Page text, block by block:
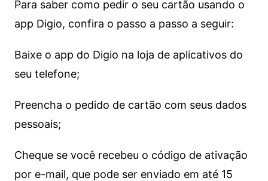
Para saber como pedir o seu cartão usando o
app Digio, confira o passo a passo a seguir:
Baixe o app do Digio na loja de aplicativos do
seu telefone;
Preencha o pedido de cartão com seus dados
pessoais;
Cheque se você recebeu o código de ativação
por e-mail, que pode ser enviado em até 15